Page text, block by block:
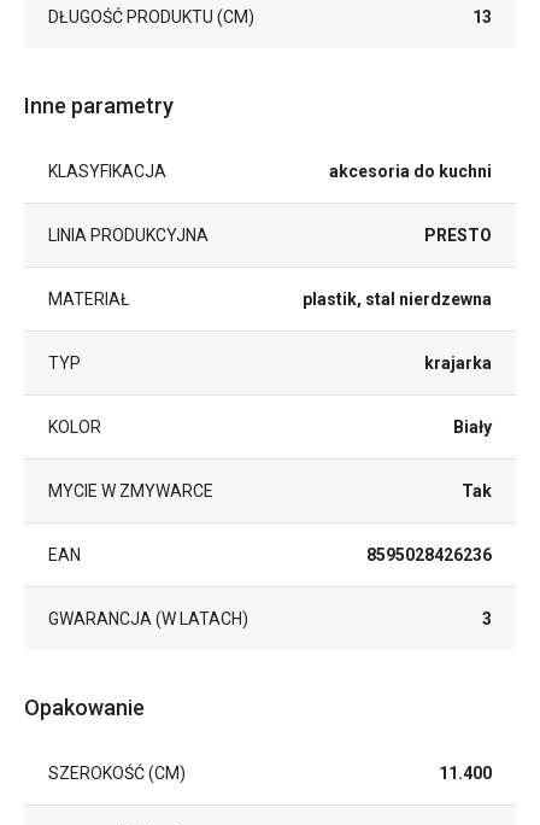
DŁUGOŚĆ PRODUKTU (CM) 13
Inne parametry
KLASYFIKACJA akcesoria do kuchni
LINIA PRODUKCYJNA PRESTO
MATERIAŁ plastik, stal nierdzewna
TYP krajarka
KOLOR Biały
MYCIE W ZMYWARCE Tak
EAN 8595028426236
GWARANCJA (W LATACH) 3
Opakowanie
SZEROKOŚĆ (CM) 11.400